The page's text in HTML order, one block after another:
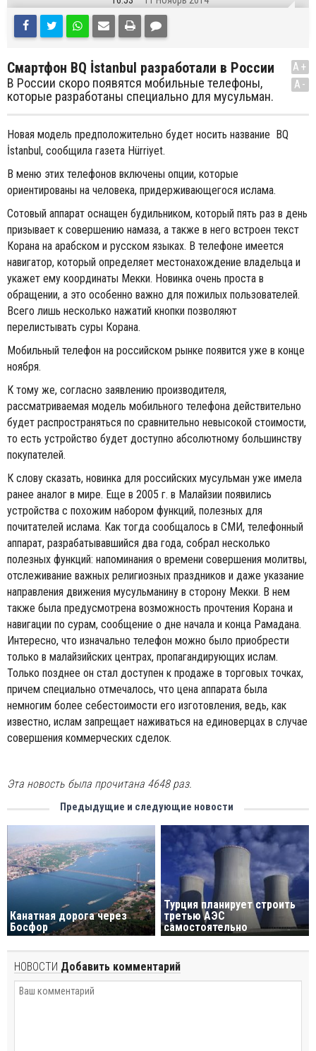
Смартфон BQ İstanbul разработали в России
В России скоро появятся мобильные телефоны,
которые разработаны специально для мусульман.
A+
A-
Новая модель предположительно будет носить название BQ
İstanbul, сообщила газета Hürriyet.
В меню этих телефонов включены опции, которые
ориентированы на человека, придерживающегося ислама.
Сотовый аппарат оснащен будильником, который пять раз в день
призывает к совершению намаза, а также в него встроен текст
Корана на арабском и русском языках. В телефоне имеется
навигатор, который определяет местонахождение владельца и
укажет ему координаты Мекки. Новинка очень проста в
обращении, а это особенно важно для пожилых пользователей.
Всего лишь несколько нажатий кнопки позволяют
перелистывать суры Корана.
Мобильный телефон на российском рынке появится уже в конце
ноября.
К тому же, согласно заявлению производителя,
рассматриваемая модель мобильного телефона действительно
будет распространяться по сравнительно невысокой стоимости,
то есть устройство будет доступно абсолютному большинству
покупателей.
К слову сказать, новинка для российских мусульман уже имела
ранее аналог в мире. Еще в 2005 г. в Малайзии появились
устройства с похожим набором функций, полезных для
почитателей ислама. Как тогда сообщалось в СМИ, телефонный
аппарат, разрабатывавшийся два года, собрал несколько
полезных функций: напоминания о времени совершения молитвы,
отслеживание важных религиозных праздников и даже указание
направления движения мусульманину в сторону Мекки. В нем
также была предусмотрена возможность прочтения Корана и
навигации по сурам, сообщение о дне начала и конца Рамадана.
Интересно, что изначально телефон можно было приобрести
только в малайзийских центрах, пропагандирующих ислам.
Только позднее он стал доступен к продаже в торговых точках,
причем специально отмечалось, что цена аппарата была
немногим более себестоимости его изготовления, ведь, как
известно, ислам запрещает наживаться на единоверцах в случае
совершения коммерческих сделок.
Эта новость была прочитана 4648 раз.
Предыдущие и следующие новости
Канатная дорога через
Босфор
Турция планирует строить
третью АЭС
самостоятельно
НОВОСТИ Добавить комментарий